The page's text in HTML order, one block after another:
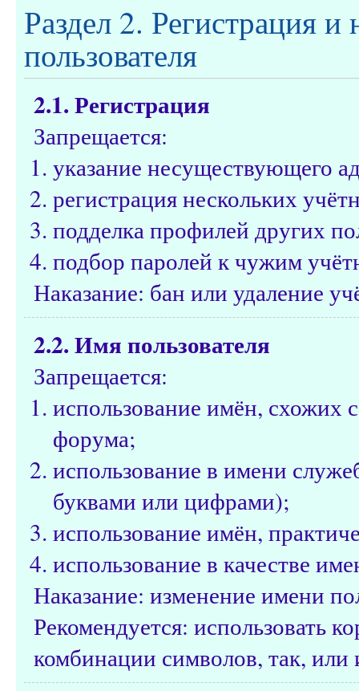
Раздел 2. Регистрация
пользователя
2.1. Регистрация
Запрещается:
указание несуществующего
регистрация нескольких
подделка профилей других
подбор паролей к чужим
Наказание: бан или удаление
2.2. Имя пользователя
Запрещается:
использование имён, схожих
форума;
использование в имени
буквами или цифрами);
использование имён,
использование в качестве
Наказание: изменение имени
Рекомендуется: использовать
комбинации символов, так, или